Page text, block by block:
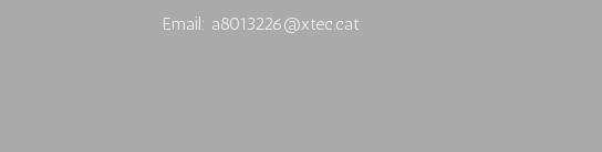
Email: a8013226@xtec.cat